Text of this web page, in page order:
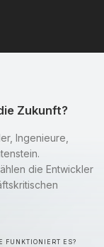
Zukunft?
Ingenieure,
die Entwickler
FUNKTIONIERT ES?